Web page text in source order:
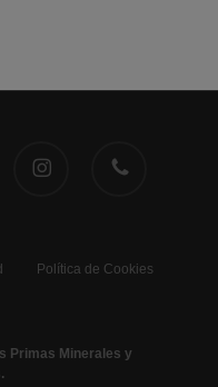
Política de Cookies
Primas Minerales y